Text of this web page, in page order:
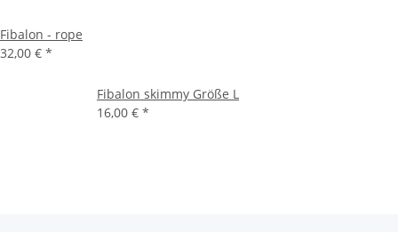
Fibalon - rope
32,00 € *
Fibalon skimmy Größe L
16,00 € *